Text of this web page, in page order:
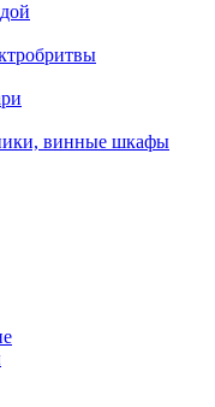
винные шкафы